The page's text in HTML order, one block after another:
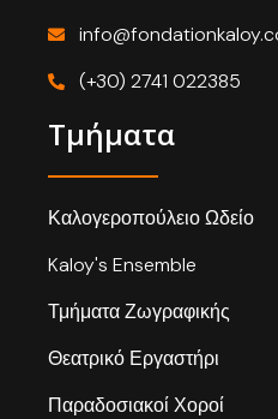
(+30) 2741 022385
Τμήματα
Καλογεροπούλειο Ωδείο
Kaloy's Ensemble
Τμήματα Ζωγραφικής
Θεατρικό Εργαστήρι
Παραδοσιακοί Χοροί